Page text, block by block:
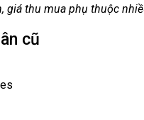
giá thu mua phụ thuộc
cũ